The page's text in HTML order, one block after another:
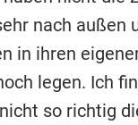
nach außen
in ihren
legen. Ich
so richtig